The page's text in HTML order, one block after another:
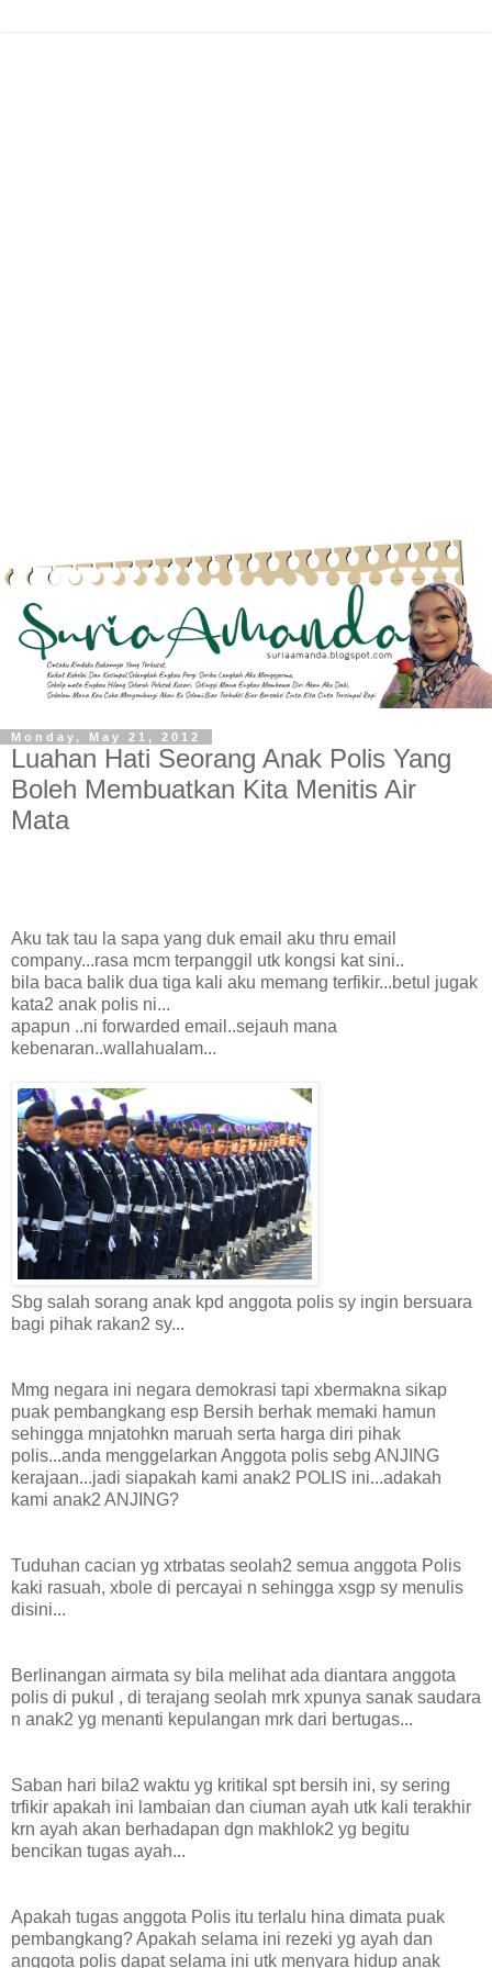
Monday, May 21, 2012
Luahan Hati Seorang Anak Polis Yang
Boleh Membuatkan Kita Menitis Air
Mata
Aku tak tau la sapa yang duk email aku thru email
company...rasa mcm terpanggil utk kongsi kat sini..
bila baca balik dua tiga kali aku memang terfikir...betul jugak
kata2 anak polis ni...
apapun ..ni forwarded email..sejauh mana
kebenaran..wallahualam...
Sbg salah sorang anak kpd anggota polis sy ingin bersuara
bagi pihak rakan2 sy...
Mmg negara ini negara demokrasi tapi xbermakna sikap
puak pembangkang esp Bersih berhak memaki hamun
sehingga mnjatohkn maruah serta harga diri pihak
polis...anda menggelarkan Anggota polis sebg ANJING
kerajaan...jadi siapakah kami anak2 POLIS ini...adakah
kami anak2 ANJING?
Tuduhan cacian yg xtrbatas seolah2 semua anggota Polis
kaki rasuah, xbole di percayai n sehingga xsgp sy menulis
disini...
Berlinangan airmata sy bila melihat ada diantara anggota
polis di pukul , di terajang seolah mrk xpunya sanak saudara
n anak2 yg menanti kepulangan mrk dari bertugas...
Saban hari bila2 waktu yg kritikal spt bersih ini, sy sering
trfikir apakah ini lambaian dan ciuman ayah utk kali terakhir
krn ayah akan berhadapan dgn makhlok2 yg begitu
bencikan tugas ayah...
Apakah tugas anggota Polis itu terlalu hina dimata puak
pembangkang? Apakah selama ini rezeki yg ayah dan
anggota polis dapat selama ini utk menyara hidup anak